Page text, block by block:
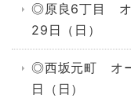
◎原良6丁目 オ
29日（日）
◎西坂元町 オ
日（日）